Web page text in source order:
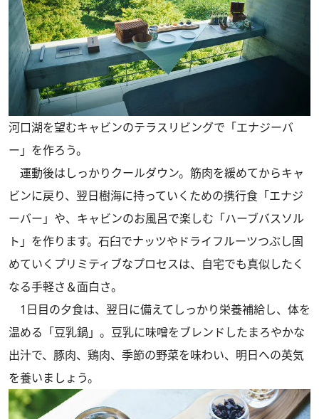
河口湖を望むキャビンのテラスリビングで「エナジーバ
ー」を作ろう。
運動後はしっかりクールダウン。筋肉を緩めてからキャ
ビンに戻り、翌日樹海に持っていくための携行食「エナジ
ーバー」や、キャビンのお風呂で楽しむ「ハーブバスソル
ト」を作ります。石臼でナッツやドライフルーツつぶし固
めていくプリミティブなプロセスは、自宅でも真似したく
なる手軽さ＆面白さ。
1日目の夕食は、翌日に備えてしっかり栄養補給し、体を
温める「豆乳鍋」。豆乳に味噌をブレンドしたまろやかな
出汁で、豚肉、鶏肉、季節の野菜を味わい、明日への英気
を養いましょう。